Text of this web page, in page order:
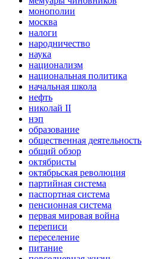
монополии
москва
налоги
народничество
наука
национализм
национальная политика
начальная школа
нефть
николай II
нэп
образование
общественная деятельность
общий обзор
октябристы
октябрьская революция
партийная система
паспортная система
пенсионная система
первая мировая война
переписи
переселение
питание